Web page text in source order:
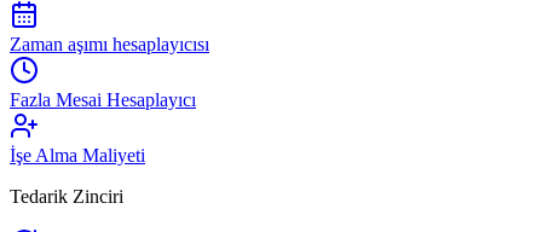
Zaman aşımı hesaplayıcısı
Fazla Mesai Hesaplayıcı
İşe Alma Maliyeti
Tedarik Zinciri